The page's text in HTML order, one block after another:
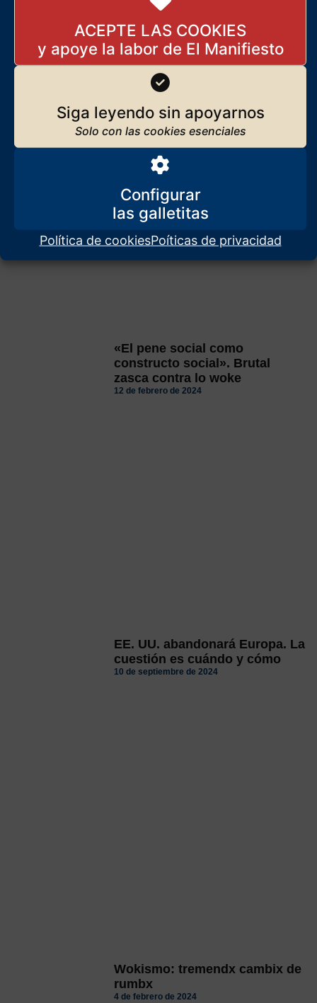
ACEPTE LAS COOKIES
Siga leyendo sin apoyarnos
Configurar
Política de cookiesPoíticas de privacidad
VOX responde a los ataques
liberales
3 de marzo de 2026
«El pene social como
constructo social». Brutal
zasca contra lo woke
12 de febrero de 2024
EE. UU. abandonará Europa. La
cuestión es cuándo y cómo
10 de septiembre de 2024
Wokismo: tremendx cambix de
rumbx
4 de febrero de 2024